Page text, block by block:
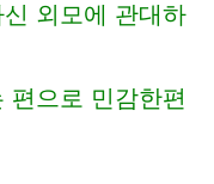
외모에 관대하
편으로 민감한편